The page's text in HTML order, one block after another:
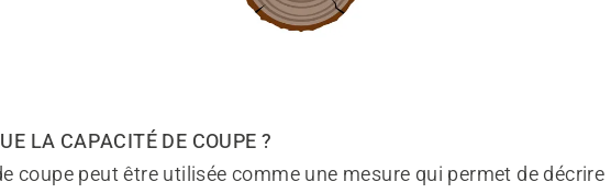
LA CAPACITÉ DE COUPE ?
coupe peut être utilisée comme une mesure qui permet de décrire